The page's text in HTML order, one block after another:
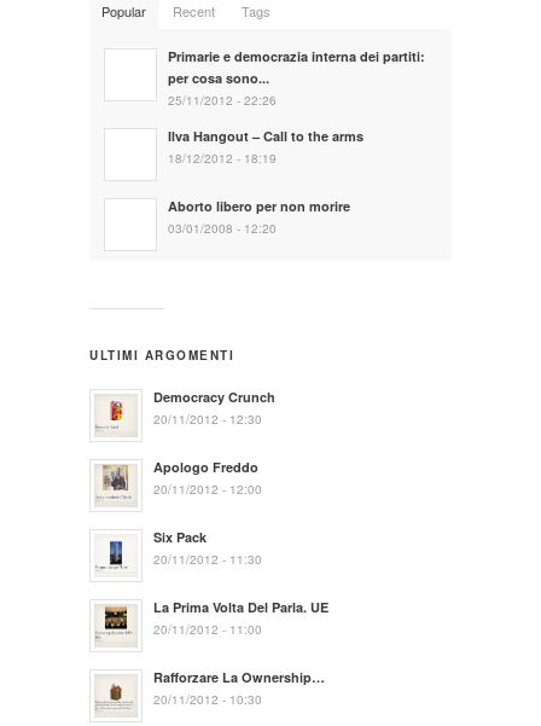
Popular Recent Tags
Primarie e democrazia interna dei partiti:
per cosa sono...
25/11/2012 - 22:26
Ilva Hangout – Call to the arms
18/12/2012 - 18:19
Aborto libero per non morire
03/01/2008 - 12:20
ULTIMI ARGOMENTI
Democracy Crunch
20/11/2012 - 12:30
Apologo Freddo
20/11/2012 - 12:00
Six Pack
20/11/2012 - 11:30
La Prima Volta Del Parla. UE
20/11/2012 - 11:00
Rafforzare La Ownership…
20/11/2012 - 10:30